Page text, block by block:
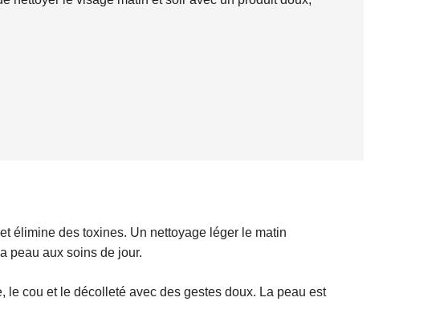
élimine des toxines. Un nettoyage léger le matin
peau aux soins de jour.
le cou et le décolleté avec des gestes doux. La peau est